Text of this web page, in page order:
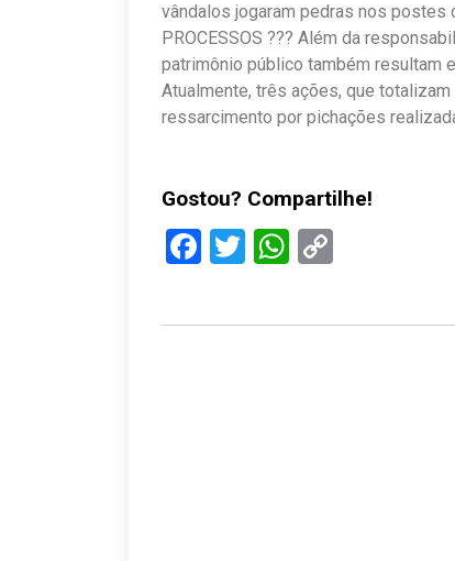
vândalos jogaram pedras nos postes
PROCESSOS ??? Além da
patrimônio público também resultam
Atualmente, três ações, que
ressarcimento por pichações
Gostou? Compartilhe!
Facebook
TwitterWhatsApp